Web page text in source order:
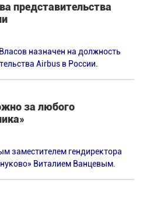
представительства
назначен на должность
Airbus в России.
за любого
заместителем гендиректора
Виталием Ванцевым.